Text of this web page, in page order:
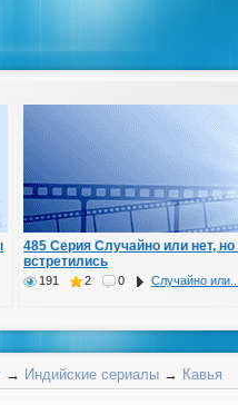
485 Серия Случайно или нет,
встретились
191 2 0 Случайно
→ Индийские сериалы → Кавья